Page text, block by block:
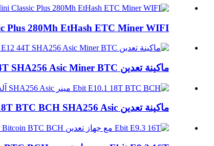
Plus 280Mh EtHash ETC Miner WIFI
ماكينة تعدين Ebit E12 44T SHA256 Asic Miner BTC
ماكينة تعدين Ebit E10.1 18T BTC BCH SHA256 Asic...